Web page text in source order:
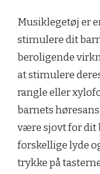
Musiklegetøj er
stimulere dit
beroligende
at stimulere
rangle eller
barnets
være sjovt for dit
forskellige lyde
trykke på